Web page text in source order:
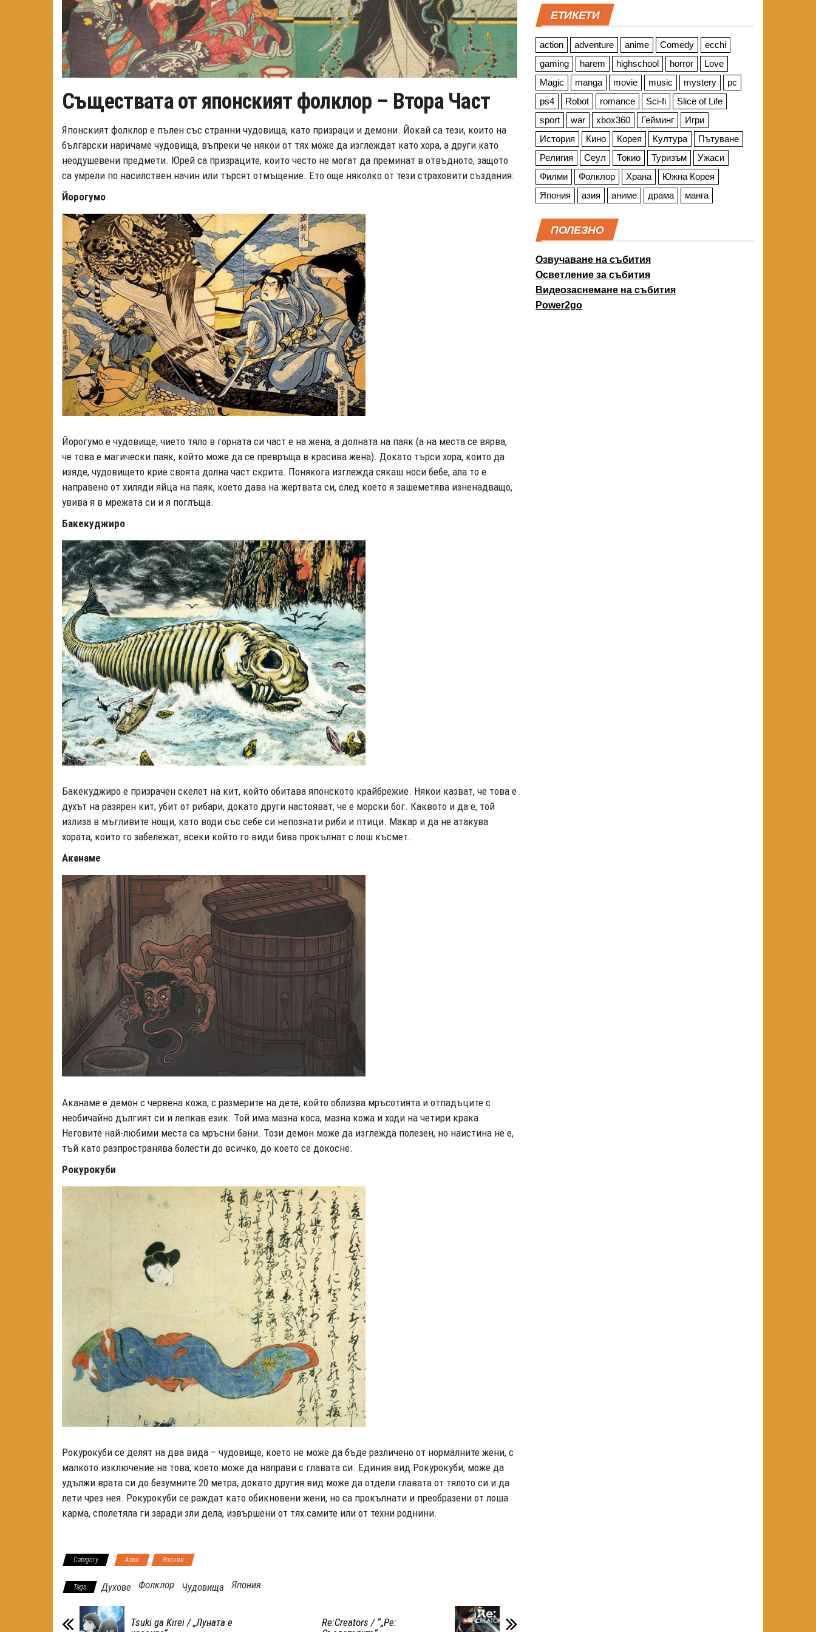
Съществата от японският фолклор – Втора Част
Японският фолклор е пълен със странни чудовища, като призраци и демони. Йокай са тези, които на
български наричаме чудовища, въпреки че някои от тях може да изглеждат като хора, а други като
неодушевени предмети. Юрей са призраците, които често не могат да преминат в отвъдното, защото
са умрели по насилствен начин или търсят отмъщение. Ето още няколко от тези страховити създания:
Йорогумо
Йорогумо е чудовище, чието тяло в горната си част е на жена, а долната на паяк (а на места се вярва,
че това е магически паяк, който може да се превръща в красива жена). Докато търси хора, които да
изяде, чудовището крие своята долна част скрита. Понякога изглежда сякаш носи бебе, ала то е
направено от хиляди яйца на паяк, което дава на жертвата си, след което я зашеметява изненадващо,
увива я в мрежата си и я поглъща.
Бакекуджиро
Бакекуджиро е призрачен скелет на кит, който обитава японското крайбрежие. Някои казват, че това е
духът на разярен кит, убит от рибари, докато други настояват, че е морски бог. Каквото и да е, той
излиза в мъгливите нощи, като води със себе си непознати риби и птици. Макар и да не атакува
хората, които го забележат, всеки който го види бива прокълнат с лош късмет.
Аканаме
Аканаме е демон с червена кожа, с размерите на дете, който облизва мръсотията и отпадъците с
необичайно дългият си и лепкав език. Той има мазна коса, мазна кожа и ходи на четири крака.
Неговите най-любими места са мръсни бани. Този демон може да изглежда полезен, но наистина не е,
тъй като разпространява болести до всичко, до което се докосне.
Рокурокуби
Рокурокуби се делят на два вида – чудовище, което не може да бъде различено от нормалните жени, с
малкото изключение на това, което може да направи с главата си. Единия вид Рокурокуби, може да
удължи врата си до безумните 20 метра, докато другия вид може да отдели главата от тялото си и да
лети чрез нея. Рокурокуби се раждат като обикновени жени, но са прокълнати и преобразени от лоша
карма, сполетяла ги заради зли дела, извършени от тях самите или от техни роднини.
Category Азия Япония
Tags Духове Фолклор Чудовища Япония
Tsuki ga Kirei / „Луната е
Re:Creators / “„Рe:
ЕТИКЕТИ
action adventure anime Comedy
ecchi
gaming
harem highschool horror
Love
Magic
manga movie music mystery
pc
ps4
Robot romance Sci-fi
Slice of Life
sport
war xbox360 Гейминг
Игри
История
Кино Корея Култура
Пътуване
Религия
Сеул Токио Туризъм
Ужаси
Филми
Фолклор Храна
Южна Корея
Япония
азия аниме драма манга
ПОЛЕЗНО
Озвучаване на събития
Осветление за събития
Видеозаснемане на събития
Power2go